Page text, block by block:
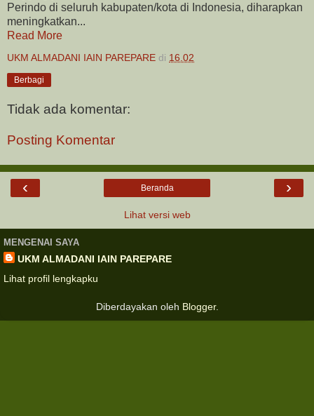
Perindo di seluruh kabupaten/kota di Indonesia, diharapkan
meningkatkan...
Read More
UKM ALMADANI IAIN PAREPARE di 16.02
Berbagi
Tidak ada komentar:
Posting Komentar
‹ ›
Beranda
Lihat versi web
MENGENAI SAYA
UKM ALMADANI IAIN PAREPARE
Lihat profil lengkapku
Diberdayakan oleh Blogger.